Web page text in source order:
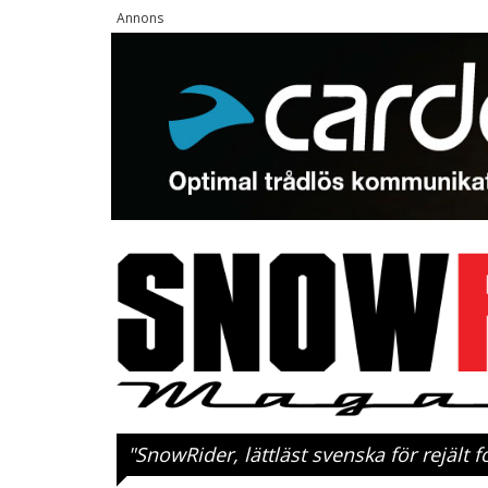
"SnowRider, lättläst svenska för rejält